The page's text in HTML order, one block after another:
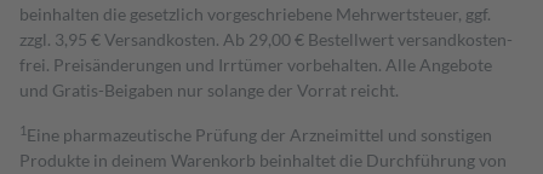
beinhalten die gesetzlich vorgeschriebene Mehrwertsteuer, ggf.
zzgl. 3,95 € Versandkosten. Ab 29,00 € Bestell­wert versand­kosten­
frei. Preisänderungen und Irrtümer vorbehalten. Alle Angebote
und Gratis-Beigaben nur solange der Vorrat reicht.
1 Eine pharmazeutische Prüfung der Arzneimittel und sonstigen
Produkte in deinem Warenkorb beinhaltet die Durchführung von